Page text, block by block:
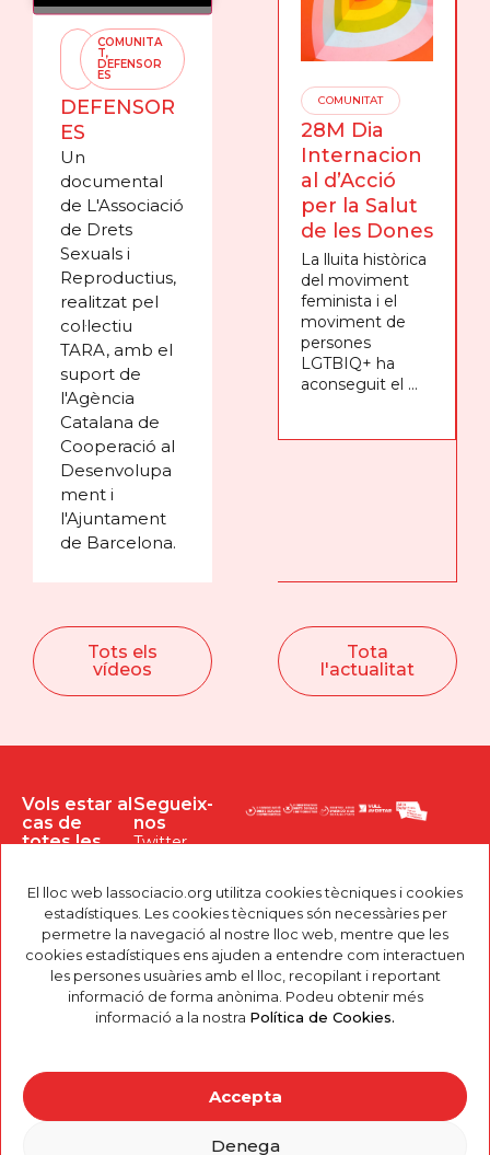
El lloc web lassociacio.org utilitza cookies tècniques i cookies
estadístiques. Les cookies tècniques són necessàries per
permetre la navegació al nostre lloc web, mentre que les
cookies estadístiques ens ajuden a entendre com interactuen
les persones usuàries amb el lloc, recopilant i reportant
informació de forma anònima. Podeu obtenir més
informació a la nostra Política de Cookies.
Accepta
Denega
COMUNITA
T,
DEFENSOR
ES
DEFENSOR
ES
Un
documental
de L'Associació
de Drets
Sexuals i
Reproductius,
realitzat pel
col·lectiu
TARA, amb el
suport de
l'Agència
Catalana de
Cooperació al
Desenvolupa
ment i
l'Ajuntament
de Barcelona.
Tots els
vídeos
COMUNITAT
28M Dia
Internacion
al d’Acció
per la Salut
de les Dones
La lluita històrica
del moviment
feminista i el
moviment de
persones
LGTBIQ+ ha
aconseguit el ...
Tota
l'actualitat
Vols estar al
cas de
totes les
Em dono per
assabentat/da
de la política de
privacitat, i
l’accepto.
Finalitats: Enviar-te
comunicacions
comercials sobre
l’estat d’aquest
Segueix-
nos
Twitter
Facebook
Youtube